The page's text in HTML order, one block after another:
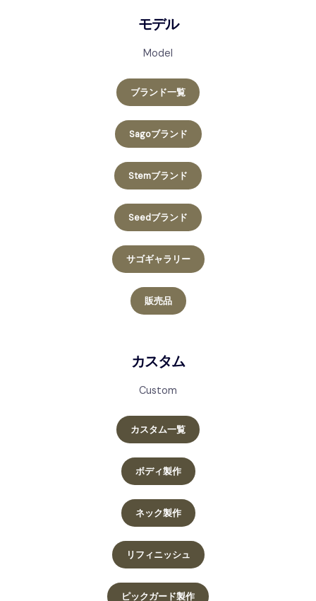
モデル
Model
ブランド一覧
Sagoブランド
Stemブランド
Seedブランド
サゴギャラリー
販売品
カスタム
Custom
カスタム一覧
ボディ製作
ネック製作
リフィニッシュ
ピックガード製作